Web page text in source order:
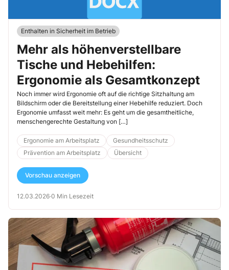
Enthalten in Sicherheit im Betrieb
Mehr als höhenverstellbare
Tische und Hebehilfen:
Ergonomie als Gesamtkonzept
Noch immer wird Ergonomie oft auf die richtige Sitzhaltung am
Bildschirm oder die Bereitstellung einer Hebehilfe reduziert. Doch
Ergonomie umfasst weit mehr: Es geht um die gesamtheitliche,
menschengerechte Gestaltung von […]
Ergonomie am Arbeitsplatz
Gesundheitsschutz
Prävention am Arbeitsplatz
Übersicht
Vorschau anzeigen
12.03.2026·0 Min Lesezeit